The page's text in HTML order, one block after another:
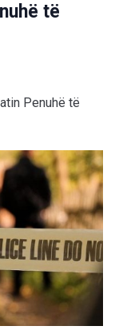
të
Penuhë të